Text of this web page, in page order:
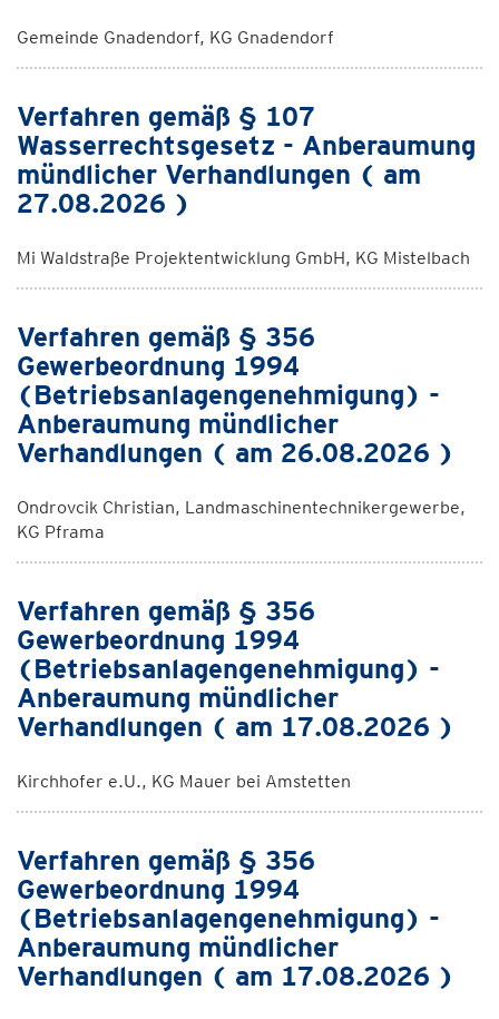
Gemeinde Gnadendorf, KG Gnadendorf
Verfahren gemäß § 107
Wasserrechtsgesetz - Anberaumung
mündlicher Verhandlungen ( am
27.08.2026 )
Mi Waldstraße Projektentwicklung GmbH, KG Mistelbach
Verfahren gemäß § 356
Gewerbeordnung 1994
(Betriebsanlagengenehmigung) -
Anberaumung mündlicher
Verhandlungen ( am 26.08.2026 )
Ondrovcik Christian, Landmaschinentechnikergewerbe,
KG Pframa
Verfahren gemäß § 356
Gewerbeordnung 1994
(Betriebsanlagengenehmigung) -
Anberaumung mündlicher
Verhandlungen ( am 17.08.2026 )
Kirchhofer e.U., KG Mauer bei Amstetten
Verfahren gemäß § 356
Gewerbeordnung 1994
(Betriebsanlagengenehmigung) -
Anberaumung mündlicher
Verhandlungen ( am 17.08.2026 )